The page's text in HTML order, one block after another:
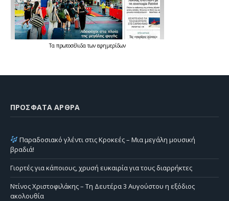
Τα πρωτοσέλιδατων εφημερίδων
ΠΡΌΣΦΑΤΑ ΆΡΘΡΑ
Παραδοσιακό γλέντι στις Κροκεές – Μια μεγάλη μουσική
βραδιά!
Γιορτές για κάποιους, χρυσή ευκαιρία για τους διαρρήκτες
Ντίνος Χριστοφιλάκης – Τη Δευτέρα 3 Αυγούστου η εξόδιος
ακολουθία